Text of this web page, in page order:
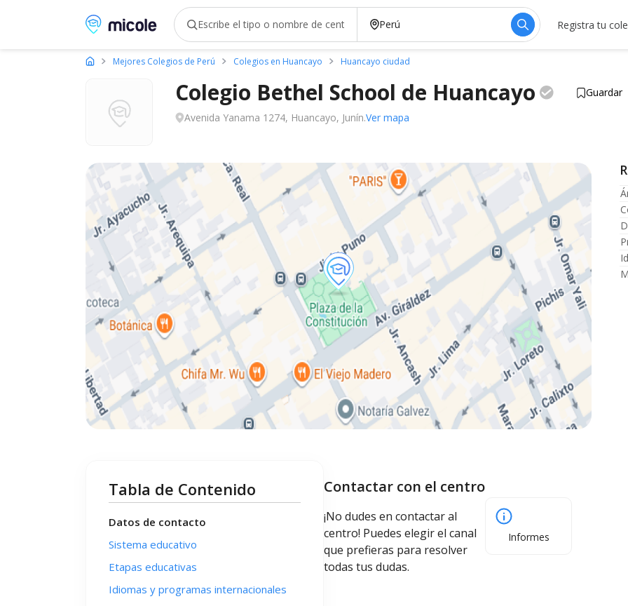
Micole, buscador de colegios Registra tu
Mejores Colegios de Perú Colegios en Huancayo Huancayo ciudad
Colegio Bethel School de Huancayo
Guardar
Avenida Yanama 1274, Huancayo, Junín.Ver mapa
Tabla de Contenido
Datos de contacto
Sistema educativo
Etapas educativas
Idiomas y programas internacionales
Contactar con el centro
¡No dudes en contactar al
centro! Puedes elegir el canal
que prefieras para resolver
todas tus dudas.
Informes